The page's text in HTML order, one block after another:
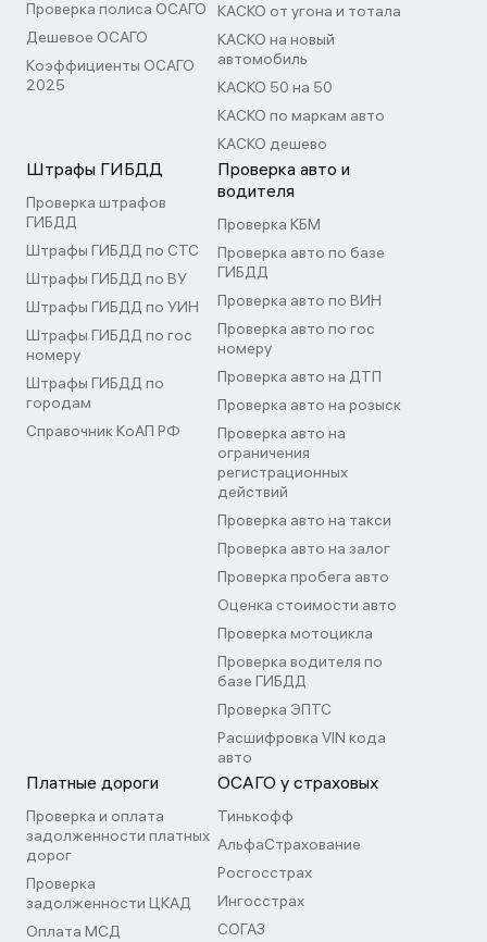
Проверка полиса ОСАГО
Дешевое ОСАГО
Коэффициенты ОСАГО
2025
КАСКО от угона и тотала
КАСКО на новый
автомобиль
КАСКО 50 на 50
КАСКО по маркам авто
КАСКО дешево
Штрафы ГИБДД
Проверка штрафов
ГИБДД
Штрафы ГИБДД по СТС
Штрафы ГИБДД по ВУ
Штрафы ГИБДД по УИН
Штрафы ГИБДД по гос
номеру
Штрафы ГИБДД по
городам
Справочник КоАП РФ
Проверка авто и
водителя
Проверка КБМ
Проверка авто по базе
ГИБДД
Проверка авто по ВИН
Проверка авто по гос
номеру
Проверка авто на ДТП
Проверка авто на розыск
Проверка авто на
ограничения
регистрационных
действий
Проверка авто на такси
Проверка авто на залог
Проверка пробега авто
Оценка стоимости авто
Проверка мотоцикла
Проверка водителя по
базе ГИБДД
Проверка ЭПТС
Расшифровка VIN кода
авто
Платные дороги
Проверка и оплата
задолженности платных
дорог
Проверка
задолженности ЦКАД
Оплата МСД
ОСАГО у страховых
Тинькофф
АльфаСтрахование
Росгосстрах
Ингосстрах
СОГАЗ